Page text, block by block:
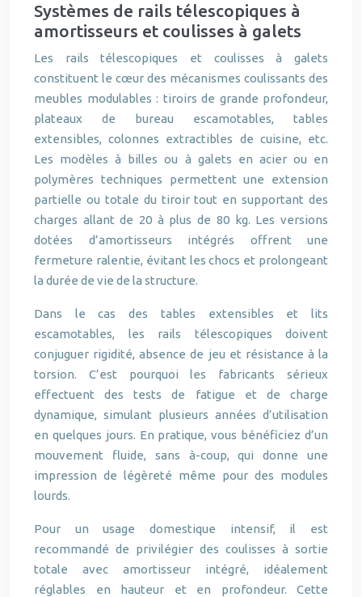
Systèmes de rails télescopiques à
amortisseurs et coulisses à galets
Les rails télescopiques et coulisses à galets
constituent le cœur des mécanismes coulissants des
meubles modulables : tiroirs de grande profondeur,
plateaux de bureau escamotables, tables
extensibles, colonnes extractibles de cuisine, etc.
Les modèles à billes ou à galets en acier ou en
polymères techniques permettent une extension
partielle ou totale du tiroir tout en supportant des
charges allant de 20 à plus de 80 kg. Les versions
dotées d’amortisseurs intégrés offrent une
fermeture ralentie, évitant les chocs et prolongeant
la durée de vie de la structure.
Dans le cas des tables extensibles et lits
escamotables, les rails télescopiques doivent
conjuguer rigidité, absence de jeu et résistance à la
torsion. C’est pourquoi les fabricants sérieux
effectuent des tests de fatigue et de charge
dynamique, simulant plusieurs années d’utilisation
en quelques jours. En pratique, vous bénéficiez d’un
mouvement fluide, sans à-coup, qui donne une
impression de légèreté même pour des modules
lourds.
Pour un usage domestique intensif, il est
recommandé de privilégier des coulisses à sortie
totale avec amortisseur intégré, idéalement
réglables en hauteur et en profondeur. Cette